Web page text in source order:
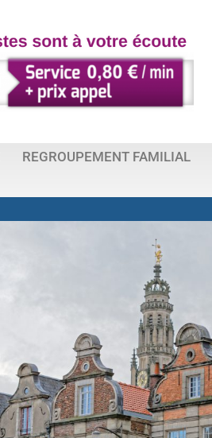
REGROUPEMENT FAMILIAL